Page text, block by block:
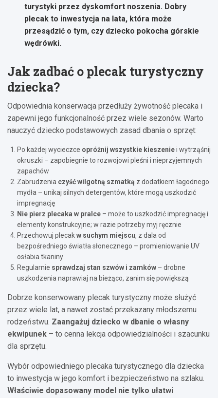
turystyki przez dyskomfort noszenia. Dobry
plecak to inwestycja na lata, która może
przesądzić o tym, czy dziecko pokocha górskie
wędrówki.
Jak zadbać o plecak turystyczny
dziecka?
Odpowiednia konserwacja przedłuży żywotność plecaka i
zapewni jego funkcjonalność przez wiele sezonów. Warto
nauczyć dziecko podstawowych zasad dbania o sprzęt:
Po każdej wycieczce opróżnij wszystkie kieszeniei wytrząśnij
okruszki – zapobiegnie to rozwojowi pleśni i nieprzyjemnych
zapachów
Zabrudzenia czyść wilgotną szmatką z dodatkiem łagodnego
mydła – unikaj silnych detergentów, które mogą uszkodzić
impregnację
Nie pierz plecaka w pralce – może to uszkodzić impregnację i
elementy konstrukcyjne; w razie potrzeby myj ręcznie
Przechowuj plecakw suchym miejscu, z dala od
bezpośredniego światła słonecznego – promieniowanie UV
osłabia tkaniny
Regularnie sprawdzaj stan szwów i zamków – drobne
uszkodzenia naprawiaj na bieżąco, zanim się powiększą
Dobrze konserwowany plecak turystyczny może służyć
przez wiele lat, a nawet zostać przekazany młodszemu
rodzeństwu. Zaangażuj dziecko w dbanie o własny
ekwipunek – to cenna lekcja odpowiedzialności i szacunku
dla sprzętu.
Wybór odpowiedniego plecaka turystycznego dla dziecka
to inwestycja w jego komfort i bezpieczeństwo na szlaku.
Właściwie dopasowany model nie tylko ułatwi